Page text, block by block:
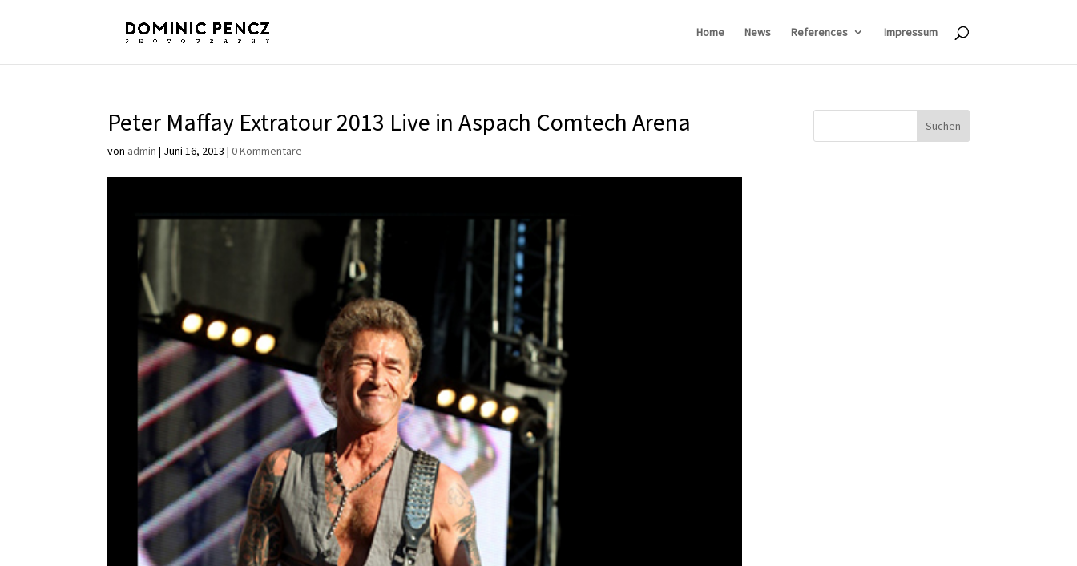
Home News References Impressum
Peter Maffay Extratour 2013 Live in Aspach Comtech Arena
von admin | Juni 16, 2013 |0 Kommentare